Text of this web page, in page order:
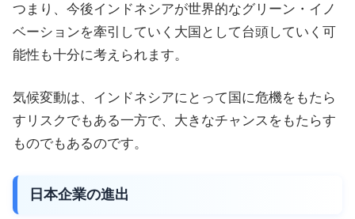
つまり、今後インドネシアが世界的なグリーン・イノ
ベーションを牽引していく大国として台頭していく可
能性も十分に考えられます。
気候変動は、インドネシアにとって国に危機をもたら
すリスクでもある一方で、大きなチャンスをもたらす
ものでもあるのです。
日本企業の進出